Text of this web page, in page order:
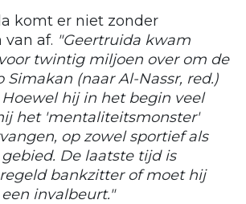
komt er niet zonder
van af. "Geertruida kwam
twintig miljoen over om de
Simakan (naar Al-Nassr, red.)
hij in het begin veel
het 'mentaliteitsmonster'
op zowel sportief als
De laatste tijd is
bankzitter of moet hij
invalbeurt."